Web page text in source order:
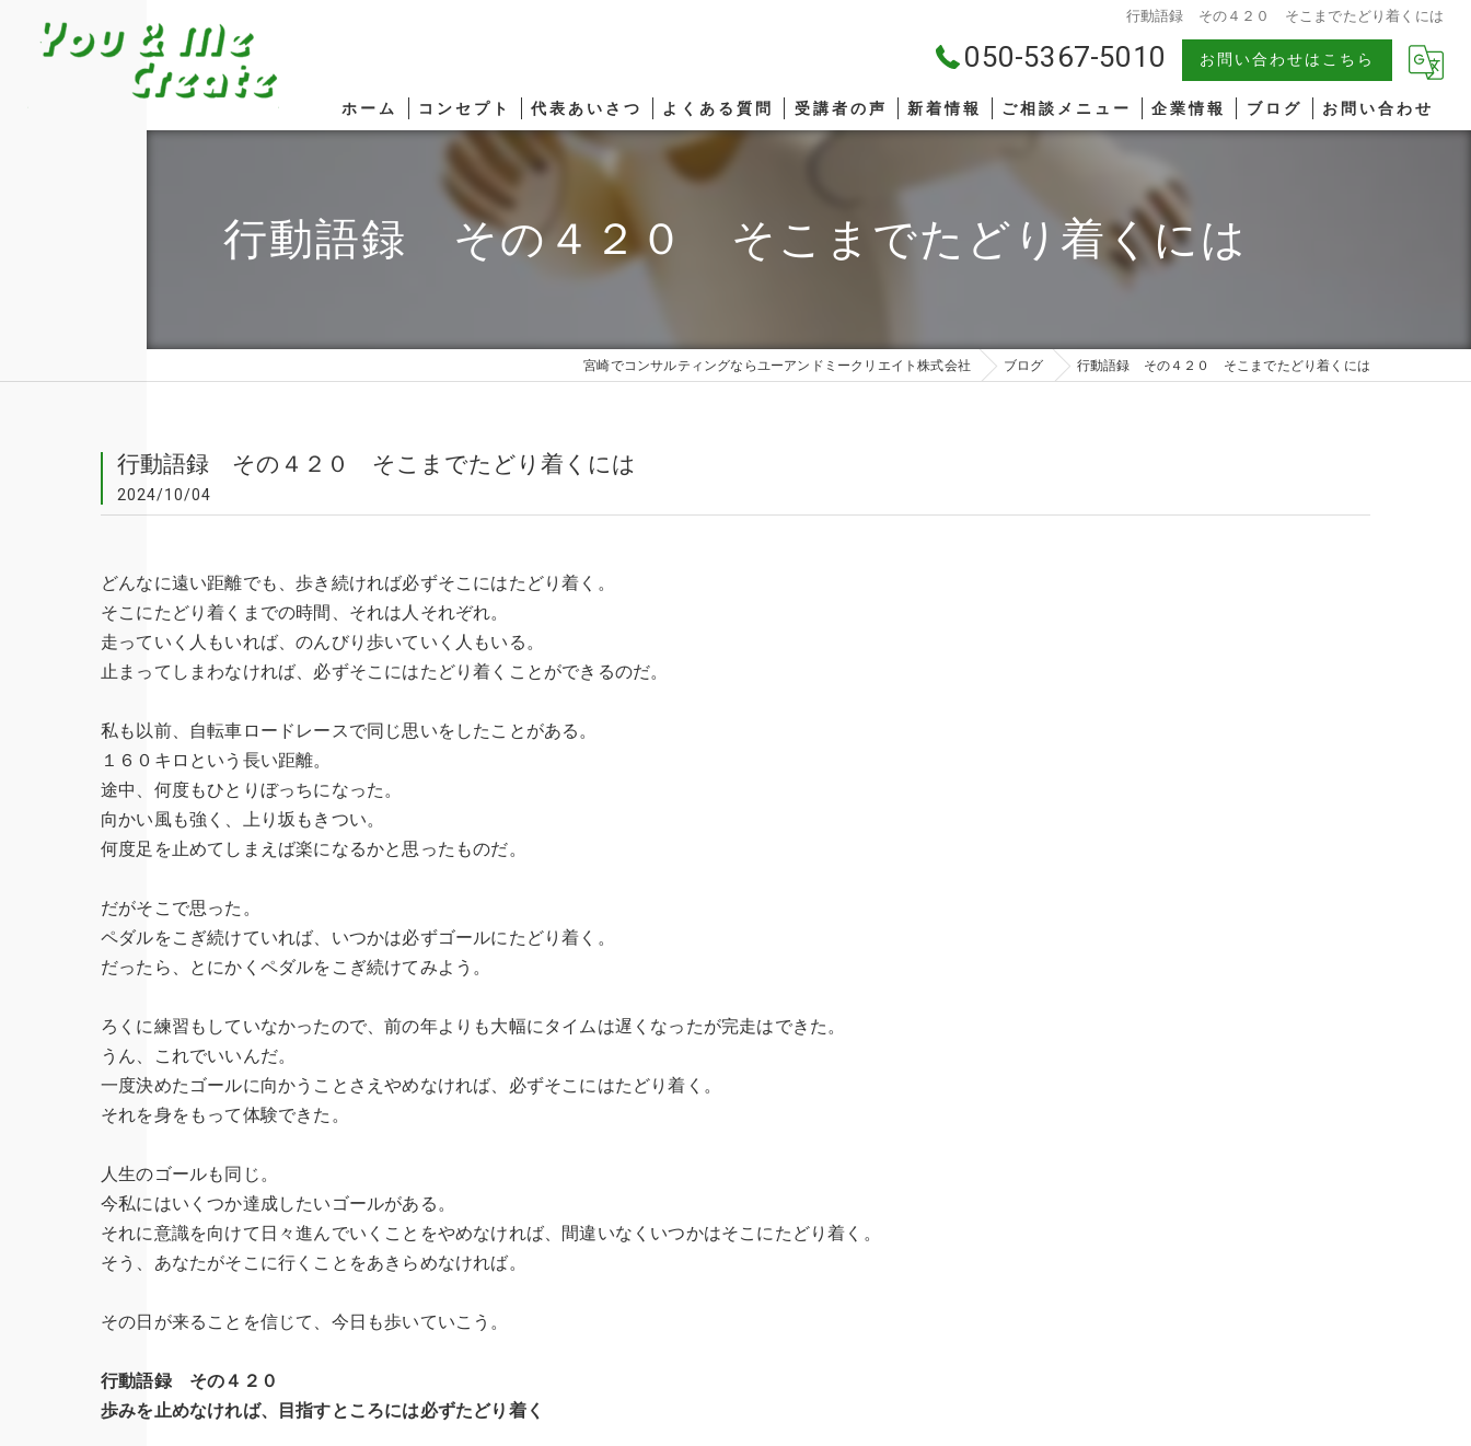
行動語録 その４２０ そこまでたどり着くには
050-5367-5010 お問い合わせはこちら
ホーム コンセプト 代表あいさつ よくある質問 受講者の声 新着情報 ご相談メニュー
AIコンサルティング
ファシリテーション
企業情報
著書一覧
ブログ お問い合わせ
行動語録 その４２０ そこまでたどり着くには
宮崎でコンサルティングならユーアンドミークリエイト株式会社 ブログ 行動語録 その４２０ そこまでたどり着くには
行動語録 その４２０ そこまでたどり着くには
2024/10/04
どんなに遠い距離でも、歩き続ければ必ずそこにはたどり着く。
そこにたどり着くまでの時間、それは人それぞれ。
走っていく人もいれば、のんびり歩いていく人もいる。
止まってしまわなければ、必ずそこにはたどり着くことができるのだ。
私も以前、自転車ロードレースで同じ思いをしたことがある。
１６０キロという長い距離。
途中、何度もひとりぼっちになった。
向かい風も強く、上り坂もきつい。
何度足を止めてしまえば楽になるかと思ったものだ。
だがそこで思った。
ペダルをこぎ続けていれば、いつかは必ずゴールにたどり着く。
だったら、とにかくペダルをこぎ続けてみよう。
ろくに練習もしていなかったので、前の年よりも大幅にタイムは遅くなったが完走はできた。
うん、これでいいんだ。
一度決めたゴールに向かうことさえやめなければ、必ずそこにはたどり着く。
それを身をもって体験できた。
人生のゴールも同じ。
今私にはいくつか達成したいゴールがある。
それに意識を向けて日々進んでいくことをやめなければ、間違いなくいつかはそこにたどり着く。
そう、あなたがそこに行くことをあきらめなければ。
その日が来ることを信じて、今日も歩いていこう。
行動語録 その４２０
歩みを止めなければ、目指すところには必ずたどり着く